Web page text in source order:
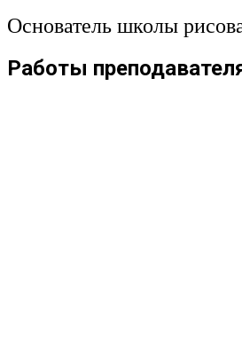
Основатель школы
Работы